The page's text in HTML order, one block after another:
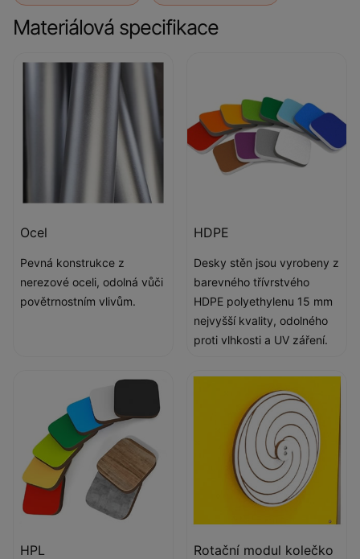
Materiálová specifikace
Ocel
Pevná konstrukce z
nerezové oceli, odolná vůči
povětrnostním vlivům.
HDPE
Desky stěn jsou vyrobeny z
barevného třívrstvého
HDPE polyethylenu 15 mm
nejvyšší kvality, odolného
proti vlhkosti a UV záření.
HPL ​Rotační modul kolečko